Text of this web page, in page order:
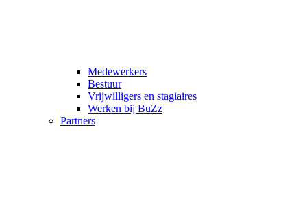
Medewerkers
Bestuur
Vrijwilligers en stagiaires
Werken bij BuZz
Partners